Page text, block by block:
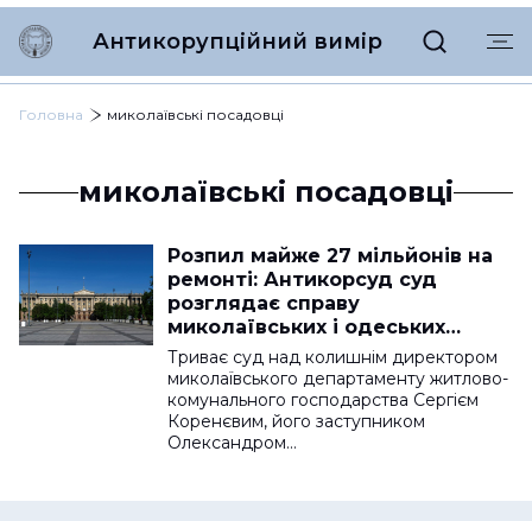
Антикорупційний вимір
Головна миколаївські посадовці
миколаївські посадовці
Розпил майже 27 мільйонів на
ремонті: Антикорсуд суд
розглядає справу
миколаївських і одеських
посадовців
Триває суд над колишнім директором
миколаївського департаменту житлово-
комунального господарства Сергієм
Коренєвим, його заступником
Олександром…